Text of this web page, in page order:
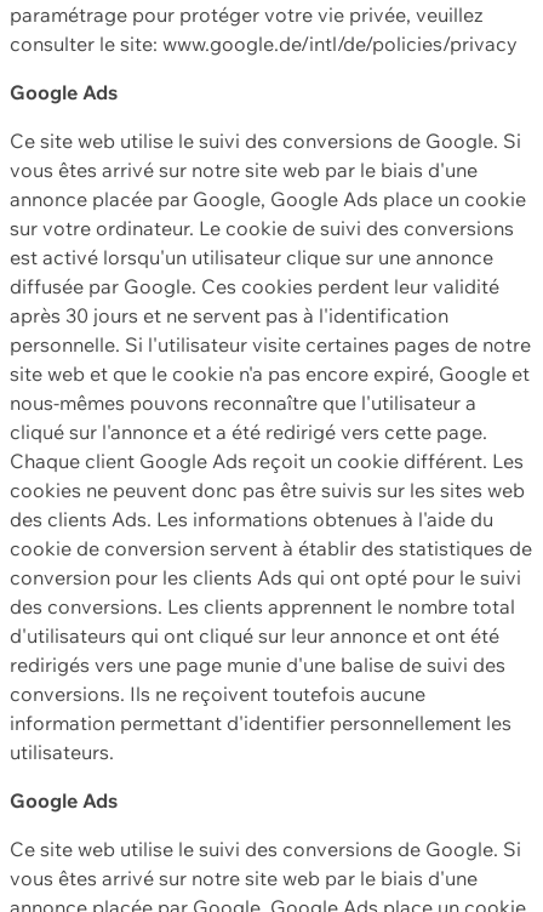
paramétrage pour protéger votre vie privée, veuillez
consulter le site: www.google.de/intl/de/policies/privacy
Google Ads
Ce site web utilise le suivi des conversions de Google. Si
vous êtes arrivé sur notre site web par le biais d'une
annonce placée par Google, Google Ads place un cookie
sur votre ordinateur. Le cookie de suivi des conversions
est activé lorsqu'un utilisateur clique sur une annonce
diffusée par Google. Ces cookies perdent leur validité
après 30 jours et ne servent pas à l'identification
personnelle. Si l'utilisateur visite certaines pages de notre
site web et que le cookie n'a pas encore expiré, Google et
nous-mêmes pouvons reconnaître que l'utilisateur a
cliqué sur l'annonce et a été redirigé vers cette page.
Chaque client Google Ads reçoit un cookie différent. Les
cookies ne peuvent donc pas être suivis sur les sites web
des clients Ads. Les informations obtenues à l'aide du
cookie de conversion servent à établir des statistiques de
conversion pour les clients Ads qui ont opté pour le suivi
des conversions. Les clients apprennent le nombre total
d'utilisateurs qui ont cliqué sur leur annonce et ont été
redirigés vers une page munie d'une balise de suivi des
conversions. Ils ne reçoivent toutefois aucune
information permettant d'identifier personnellement les
utilisateurs.
Google Ads
Ce site web utilise le suivi des conversions de Google. Si
vous êtes arrivé sur notre site web par le biais d'une